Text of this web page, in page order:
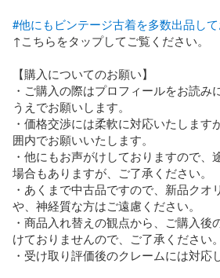
#他にもビンテージ古着を多数出品し
↑こちらをタップしてご覧ください。
【購入についてのお願い】
・ご購入の際はプロフィールをお読み
うえでお願いします。
・価格交渉には柔軟に対応いたします
囲内でお願いいたします。
・他にもお声がけしておりますので、
場合もありますが、ご了承ください。
・あくまで中古品ですので、新品クオ
や、神経質な方はご遠慮ください。
・商品入れ替えの観点から、ご購入後
けておりませんので、ご了承ください。
・受け取り評価後のクレームには対応